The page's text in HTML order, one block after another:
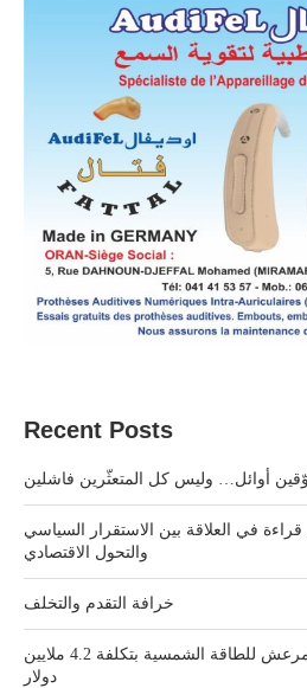
Recent Posts
أوائل… وليس كل المتعثّرين فاشلين
في العلاقة بين الاستقرار السياسي
والتحول الاقتصادي
خرافة التقدم والتخلف
تركيا تفتتح محطة كهرمان مرعش للطاقة الشمسية بتكلفة 4.2 ملايين
دولار